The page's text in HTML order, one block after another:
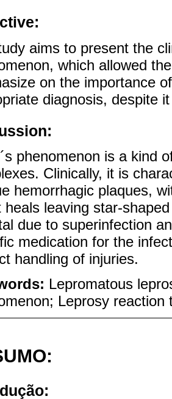
aims to present the
which allowed
on the importance
diagnosis, despite
phenomenon is a kind
Clinically, it is
hemorrhagic plaques,
heals leaving star-
due to superinfection
medication for the
handling of injuries.
Lepromatous
Leprosy reaction